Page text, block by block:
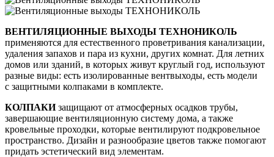
ВЕНТИЛЯЦИОННЫЕ ВЫХОДЫ ТЕХНОНИКОЛЬ
применяются для естественного проветривания канализации,
удаления запахов и пара из кухни, других комнат. Для летних
домов или зданий, в которых живут круглый год, используют
разные виды: есть изолированные вентвыходы, есть модели
с защитными колпаками в комплекте.
КОЛПАКИзащищают от атмосферных осадков трубы,
завершающие вентиляционную систему дома, а также
кровельные проходки, которые вентилируют подкровельное
пространство. Дизайн и разнообразие цветов также помогают
придать эстетический вид элементам.